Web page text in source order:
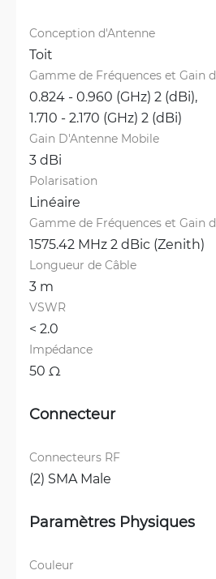
Conception d'Antenne
Toit
Gamme de Fréquences et Gain
0.824 - 0.960 (GHz) 2 (dBi),
1.710 - 2.170 (GHz) 2 (dBi)
Gain D'Antenne Mobile
3 dBi
Polarisation
Linéaire
Gamme de Fréquences et Gain
1575.42 MHz 2 dBic (Zenith)
Longueur de Câble
3 m
VSWR
< 2.0
Impédance
50 Ω
Connecteur
Connecteurs RF
(2) SMA Male
Paramètres Physiques
Couleur